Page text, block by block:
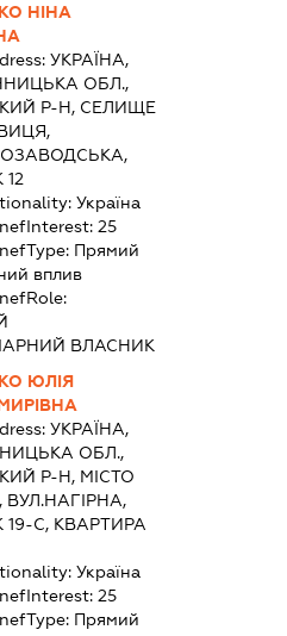
НІНА
УКРАЇНА,
ОБЛ.,
Р-Н, СЕЛИЩЕ
Україна
25
Прямий
вплив
ВЛАСНИК
ЮЛІЯ
УКРАЇНА,
ОБЛ.,
Р-Н, МІСТО
ВУЛ.НАГІРНА,
С, КВАРТИРА
Україна
25
Прямий